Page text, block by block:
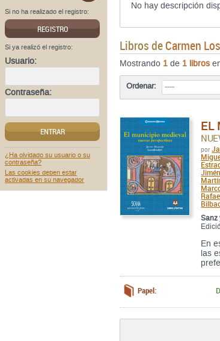
Si no ha realizado el registro:
REGISTRO
Si ya realizó el registro:
Usuario:
Contraseña:
ENTRAR
¿Ha olvidado su usuario o su
contraseña?
Las cookies deben estar
activadas en su navegador
No hay descripción
Libros deCarmen
Mostrando 1 de 1 libros
Ordenar:
EL
por
Sanz
En
las
Papel: